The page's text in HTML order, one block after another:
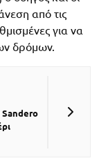
από τις
για να
δρόμων.
Sandero